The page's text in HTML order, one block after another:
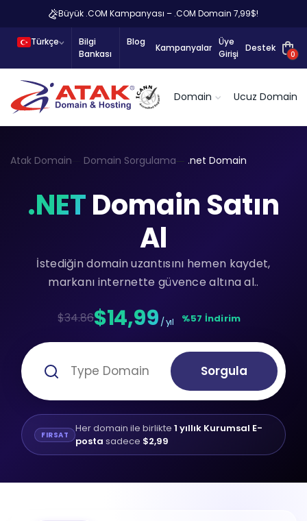
Büyük .COM Kampanyası – .COM Domain 7,99$!
Türkçe
Bilgi
Bankası
Blog
Kampanyalar
Üye
Girişi
Destek
0
Domain Ucuz Domain
Atak Domain Domain Sorgulama .net Domain
.NETDomain Satın
Al
İstediğin domain uzantısını hemen kaydet,
markanı internette güvence altına al..
$34.86$14,99 / yıl %57 İndirim
Sorgula
FIRSAT Her domain ile birlikte 1 yıllık Kurumsal E-
posta sadece $2,99